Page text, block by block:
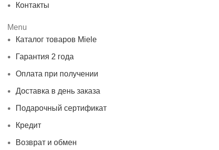
Контакты
Menu
Каталог товаров Miele
Гарантия 2 года
Оплата при получении
Доставка в день заказа
Подарочный сертификат
Кредит
Возврат и обмен